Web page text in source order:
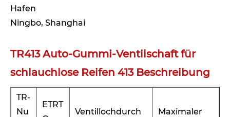
Hafen
Ningbo, Shanghai
TR413 Auto-Gummi-Ventilschaft für
schlauchlose Reifen 413 Beschreibung
TR-
Nu
ETRT
Ventillochdurch Maximaler